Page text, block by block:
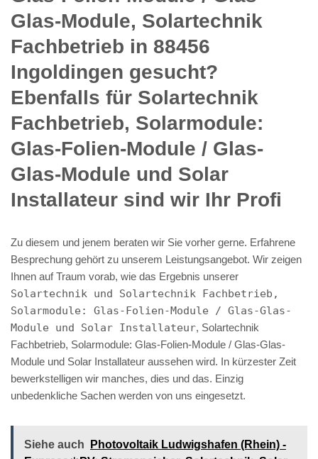
Glas-Module, Solartechnik
Fachbetrieb in 88456
Ingoldingen gesucht?
Ebenfalls für Solartechnik
Fachbetrieb, Solarmodule:
Glas-Folien-Module / Glas-
Glas-Module und Solar
Installateur sind wir Ihr Profi
Zu diesem und jenem beraten wir Sie vorher gerne. Erfahrene
Besprechung gehört zu unserem Leistungsangebot. Wir zeigen
Ihnen auf Traum vorab, wie das Ergebnis unserer
Solartechnik und Solartechnik Fachbetrieb,
Solarmodule: Glas-Folien-Module / Glas-Glas-
Module und Solar Installateur, Solartechnik
Fachbetrieb, Solarmodule: Glas-Folien-Module / Glas-Glas-
Module und Solar Installateur aussehen wird. In kürzester Zeit
bewerkstelligen wir manches, dies und das. Einzig
unbedenkliche Sachen werden von uns eingesetzt.
Siehe auch
Photovoltaik Ludwigshafen (Rhein) -